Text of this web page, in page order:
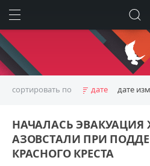
сортировать по дате дате
НАЧАЛАСЬ ЭВАКУАЦИЯ
АЗОВСТАЛИ ПРИ
КРАСНОГО КРЕСТА